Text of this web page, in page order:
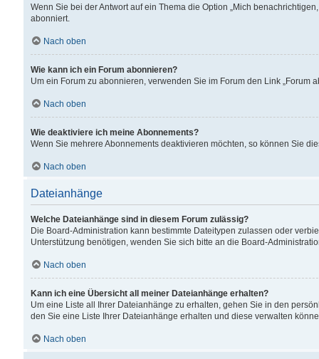
Wenn Sie bei der Antwort auf ein Thema die Option „Mich
abonniert.
Nach oben
Wie kann ich ein Forum abonnieren?
Um ein Forum zu abonnieren, verwenden Sie im Forum den Link „Forum
Nach oben
Wie deaktiviere ich meine Abonnements?
Wenn Sie mehrere Abonnements deaktivieren möchten, so können Sie
Nach oben
Dateianhänge
Welche Dateianhänge sind in diesem Forum zulässig?
Die Board-Administration kann bestimmte Dateitypen zulassen oder
Unterstützung benötigen, wenden Sie sich bitte an die Board-
Nach oben
Kann ich eine Übersicht all meiner Dateianhänge erhalten?
Um eine Liste all Ihrer Dateianhänge zu erhalten, gehen Sie in den
den Sie eine Liste Ihrer Dateianhänge erhalten und diese verwalten
Nach oben